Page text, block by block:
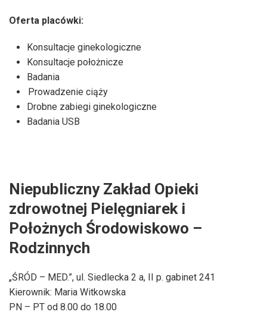
Oferta placówki:
Konsultacje ginekologiczne
Konsultacje położnicze
Badania
Prowadzenie ciąży
Drobne zabiegi ginekologiczne
Badania USB
Niepubliczny Zakład Opieki
zdrowotnej Pielęgniarek i
Położnych Środowiskowo –
Rodzinnych
„ŚRÓD – MED.”, ul. Siedlecka 2 a, II p. gabinet 241
Kierownik: Maria Witkowska
PN – PT od 8.00 do 18.00